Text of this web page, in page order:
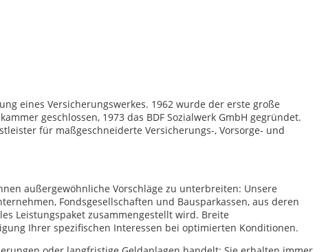
eines Versicherungswerkes. 1962 wurde der erste große
geschlossen, 1973 das BDF Sozialwerk GmbH gegründet.
für maßgeschneiderte Versicherungs-, Vorsorge- und
außergewöhnliche Vorschläge zu unterbreiten: Unsere
Fondsgesellschaften und Bausparkassen, aus deren
Leistungspaket zusammengestellt wird. Breite
Ihrer spezifischen Interessen bei optimierten Konditionen.